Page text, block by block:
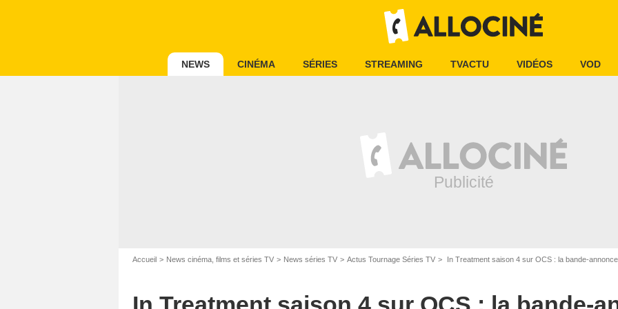
NEWS CINÉMA SÉRIES STREAMING TVACTU VIDÉOS VOD
Accueil News cinéma, films et séries TV News séries TV Actus Tournage Séries TV In Treatment saison 4 sur OCS : la bande-